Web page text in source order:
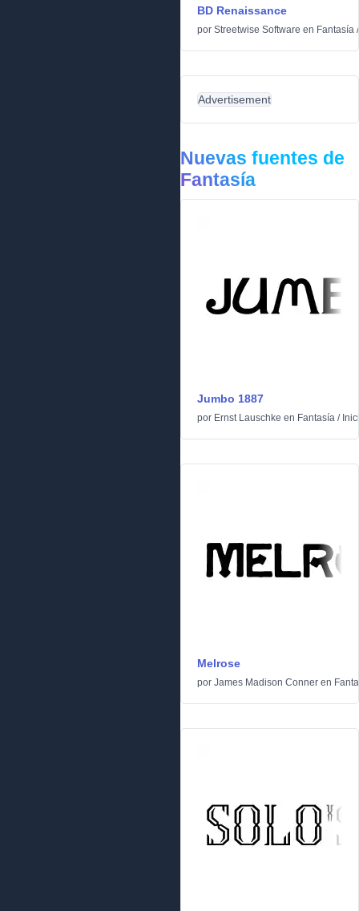
BD Renaissance
por Streetwise Software en Fantasía
Advertisement
Nuevas fuentes de
Fantasía
Jumbo 1887
por Ernst Lauschke en Fantasía /
Melrose
por James Madison Conner en